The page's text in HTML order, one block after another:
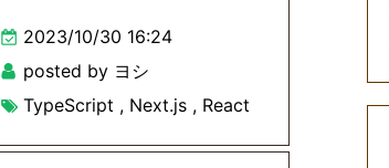
2023/10/30 16:24
posted by ヨシ
TypeScript , Next.js , React